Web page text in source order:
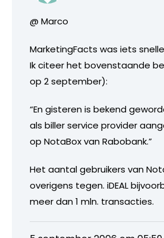
@ Marco
MarketingFacts was iets
Ik citeer het bovenstaande
op 2 september):
“En gisteren is bekend
als biller service provider
op NotaBox van Rabobank.”
Het aantal gebruikers van
overigens tegen. iDEAL
meer dan 1 mln. transacties.